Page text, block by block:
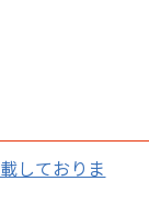
しておりま